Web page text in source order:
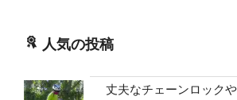
人気の投稿
丈夫なチェーンロック